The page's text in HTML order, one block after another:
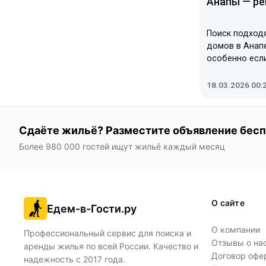
Поиск
домов в
особенно
дома с
бассейном
пляжами. В
варианты,
оптимальное
семейного
18.03.2026
Сдаёте жильё? Разместите объявление
Более 980 000 гостей ищут жильё каждый месяц
Едем-в-Гости.ру
Профессиональный сервис для поиска и
аренды жилья по всей России. Качество и
надежность с 2017 года.
О сайте
О компании
Отзывы о
Договор